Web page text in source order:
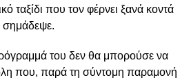
ταξίδι που τον φέρνει ξανά κοντά
σημάδεψε.
του δεν θα μπορούσε να
που, παρά τη σύντομη παραμονή